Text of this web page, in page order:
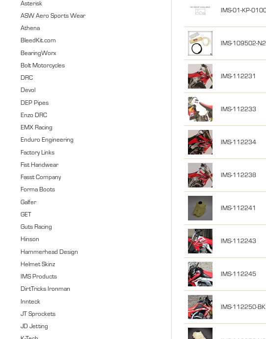
Asterisk
ASW Aero Sports Wear
Athena
BleedKit.com
BearingWorx
Bolt Motorcycles
DRC
Devol
DEP Pipes
Enzo DRC
EMX Racing
Enduro Engineering
Factory Links
Fist Handwear
Fasst Company
Forma Boots
Galfer
GET
Guts Racing
Hinson
Hammerhead Design
Helmet Skinz
IMS Products
DirtTricks Ironman
Innteck
JT Sprockets
JD Jetting
IMS-01-KP-
IMS-109502-N2
IMS-112231
IMS-112233
IMS-112234
IMS-112238
IMS-112241
IMS-112243
IMS-112245
IMS-112250-